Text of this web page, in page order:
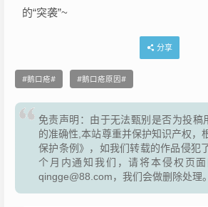
的“突袭”~
分享
鹅口疮 鹅口疮原因
免责声明：由于无法甄别是否为投稿
的准确性,本站尊重并保护知识产权，
保护条例》，如我们转载的作品侵犯
个月内通知我们，请将本侵权页
qingge@88.com，我们会做删除处理。